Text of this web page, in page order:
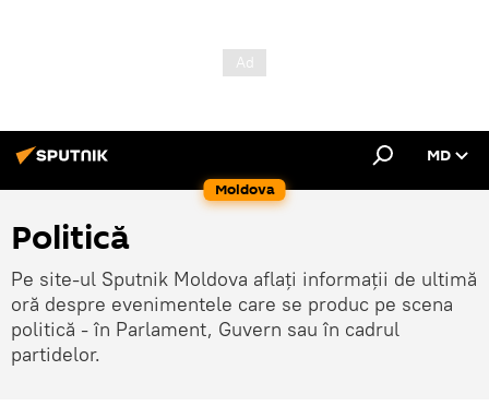
Moldova
MD
Politică
Pe site-ul Sputnik Moldova aflați informații de ultimă
oră despre evenimentele care se produc pe scena
politică - în Parlament, Guvern sau în cadrul
partidelor.